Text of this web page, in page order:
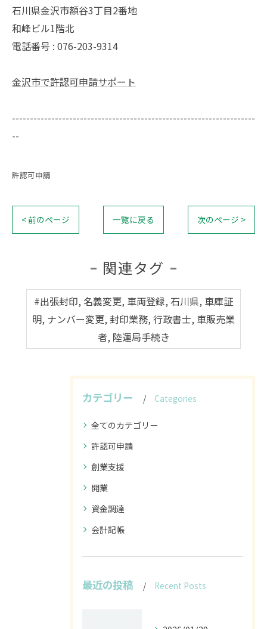
石川県金沢市額谷3丁目2番地
和峰ビル1階北
電話番号 : 076-203-9314
金沢市で許認可申請サポート
--------------------------------------------------------------------
--
許認可申請
< 前のページ 一覧に戻る 次のページ >
関連タグ
#出張封印, 名義変更, 車両登録, 石川県, 車庫証
明, ナンバー変更, 封印業務, 行政書士, 車販売業
者, 陸運局手続き
カテゴリー Categories
全てのカテゴリー
許認可申請
創業支援
開業
資金調達
会計記帳
最近の投稿 Recent Posts